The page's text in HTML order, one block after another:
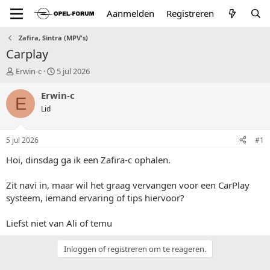
Aanmelden Registreren
Zafira, Sintra (MPV's)
Carplay
T
p
a
r
r
Erwin-c
S
a
u
m
5 jul 2026
E Erwin-c
Lid
5 jul 2026 #1
Hoi, dinsdag ga ik een Zafira-c ophalen.
Zit navi in, maar wil het graag vervangen voor een CarPlay
systeem, iemand ervaring of tips hiervoor?
Liefst niet van Ali of temu
Inloggen of registreren om te reageren.